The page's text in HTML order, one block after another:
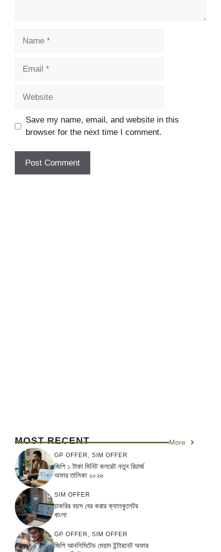
Save my name, email, and website in this
browser for the next time I comment.
MOST RECENT More
GP OFFER , SIM OFFER
জিপি ১ টাকা মিনিট কলরেট নতুন রিচার্জ
অফার তালিকা ২০২৬
SIM OFFER
চাকরির বয়স বের করার ক্যালকুলেটর
বাংলা
GP OFFER , SIM OFFER
জিপি আনলিমিটেড মেয়াদ ইন্টারনেট অফার